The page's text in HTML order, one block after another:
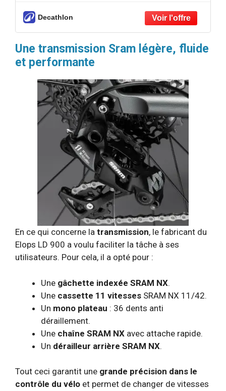
Decathlon
Une transmission Sram légère, fluide
et performante
En ce qui concerne la transmission, le fabricant du
Elops LD 900 a voulu faciliter la tâche à ses
utilisateurs. Pour cela, il a opté pour :
Une gâchette indexée SRAM NX.
Une cassette 11 vitesses SRAM NX 11/42.
Un mono plateau : 36 dents anti
déraillement.
Une chaîne SRAM NX avec attache rapide.
Un dérailleur arrière SRAM NX.
Tout ceci garantit une grande précision dans le
contrôle du vélo et permet de changer de vitesses